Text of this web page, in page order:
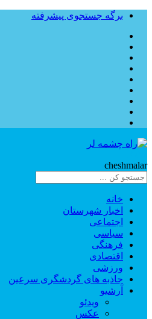
برگه جستجوی پیشرفته
cheshmalar
خانه
اخبار شهرستان
اجتماعی
سیاسی
فرهنگی
اقتصادی
ورزشی
جاذبه های گردشگری سرعین
آرشیو
ویدئو
عکس